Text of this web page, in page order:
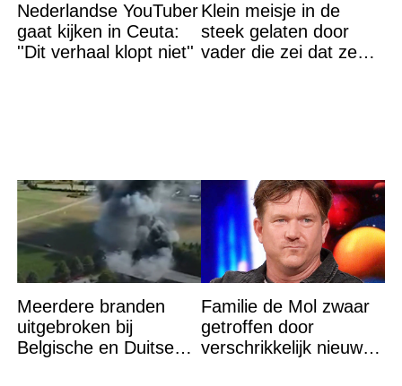
Nederlandse YouTuber
gaat kijken in Ceuta:
''Dit verhaal klopt niet''
Klein meisje in de
steek gelaten door
vader die zei dat ze
Meerdere branden
uitgebroken bij
Belgische en Duitse
Familie de Mol zwaar
getroffen door
verschrikkelijk nieuws: